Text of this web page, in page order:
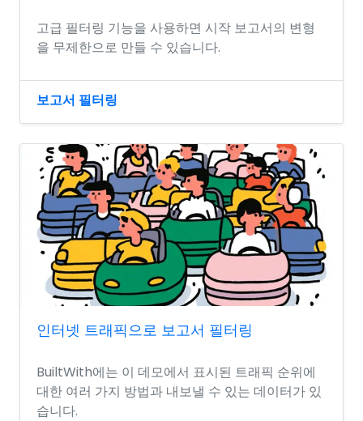
고급 필터링 기능을 사용하면 시작 보고서의 변형
을 무제한으로 만들 수 있습니다.
보고서 필터링
인터넷 트래픽으로 보고서 필터링
BuiltWith에는 이 데모에서 표시된 트래픽 순위에
대한 여러 가지 방법과 내보낼 수 있는 데이터가 있
습니다.